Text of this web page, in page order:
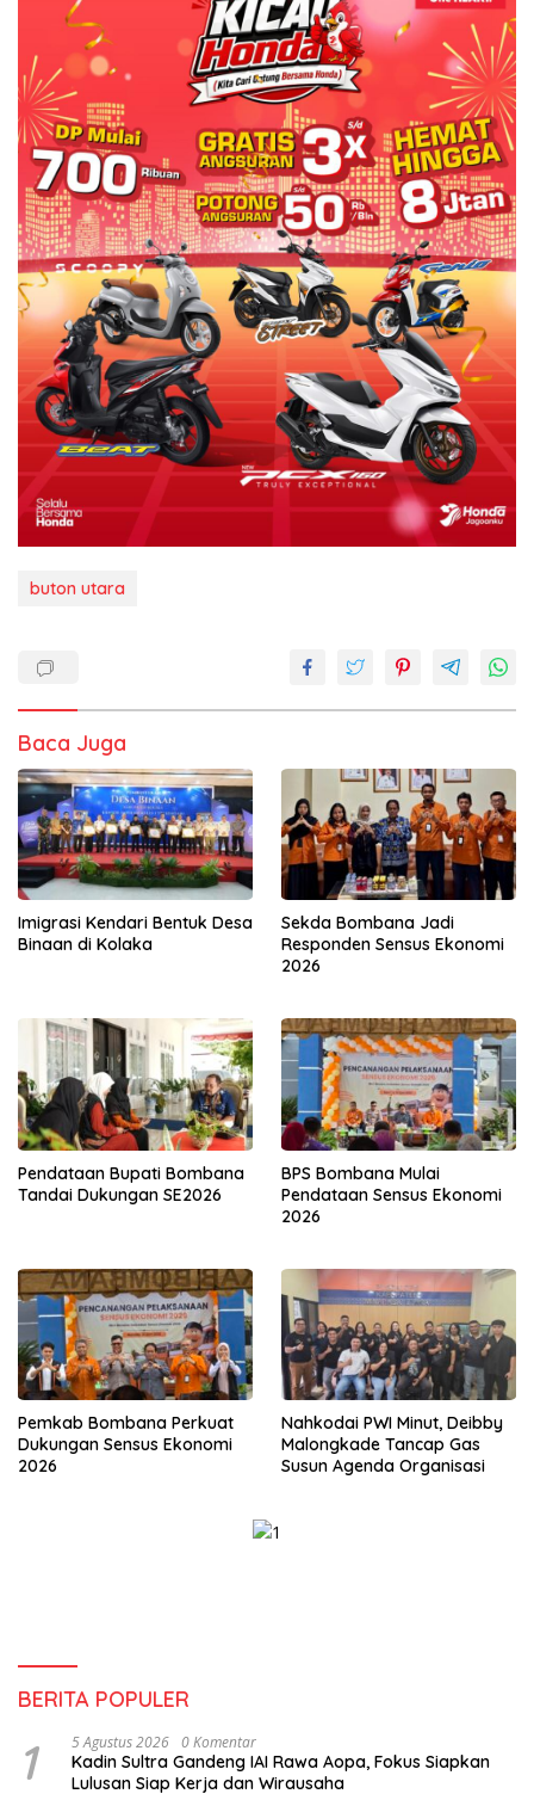
buton utara
Baca Juga
Imigrasi Kendari Bentuk Desa
Binaan di Kolaka
Sekda Bombana Jadi
Responden Sensus Ekonomi
2026
Pendataan Bupati Bombana
Tandai Dukungan SE2026
BPS Bombana Mulai
Pendataan Sensus Ekonomi
2026
Pemkab Bombana Perkuat
Dukungan Sensus Ekonomi
2026
Nahkodai PWI Minut, Deibby
Malongkade Tancap Gas
Susun Agenda Organisasi
BERITA POPULER
1 5 Agustus 2026 0 Komentar
Kadin Sultra Gandeng IAI Rawa Aopa, Fokus Siapkan
Lulusan Siap Kerja dan Wirausaha